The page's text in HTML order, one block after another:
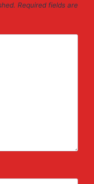
Required fields are